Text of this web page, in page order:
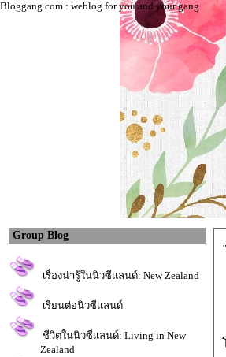
Bloggang.com : weblog for you and your gang
Group Blog
เรื่องน่ารู้ในนิวซีแลนด์: New Zealand
เรียนต่อนิวซีแลนด์
ชีวิตในนิวซีแลนด์: Living in New
Zealand